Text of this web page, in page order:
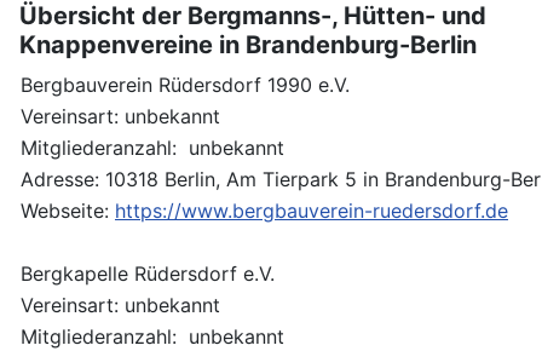
Übersicht der Bergmanns-, Hütten- und
Knappenvereine in Brandenburg-Berlin
Bergbauverein Rüdersdorf 1990 e.V.
Vereinsart: unbekannt
Mitgliederanzahl: unbekannt
Adresse: 10318 Berlin, Am Tierpark 5 in Brandenburg-
Webseite: https://www.bergbauverein-ruedersdorf.de
Bergkapelle Rüdersdorf e.V.
Vereinsart: unbekannt
Mitgliederanzahl: unbekannt